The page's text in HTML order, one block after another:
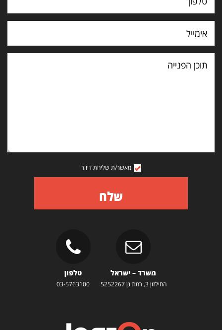
תוכן
הפנייה
מאשר/ת שליחת דיוור
שלח
משרד – ישראל
החילזון 3, רמת גן 5252267
טלפון
03-5763100